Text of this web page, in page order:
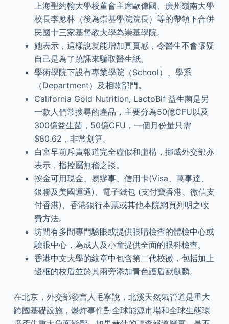
上海聖約翰大學校董會主席歐偉國、廣州嶺南大學
校長李應林（後為崇基學院院長）等的帶領下合併
民國十三家基督教大學為崇基學院。
她表示，這樣說就能增加真實感，令醫生不會懷疑
自己是為了蹺課來騙取醫生紙。
學術學院下設有專業學院（School）、學系
（Department）及相關部門。
California Gold Nutrition, LactoBif 益生菌是另
一款人們常搜尋的產品，主要分為50億CFU以及
300億益生菌，50億CFU，一個月份量只需
$80.62，非常划算。
白宮早前斥責報道完全虛假和虛構，挪威外交部亦
表示，指控屬無稽之談。
按金可用現金、易辦事、信用卡(Visa、萬事達、
銀聯及美國運通)、電子錢包 (支付寶香港、微信支
付香港)、香港銀行本票或其他本院網頁列明之收
費方法。
坊間有多間專門驗眼或提供眼睛檢查的體檢中心或
驗眼中心，為成人及小童提供全面的眼科檢查。
香港中文大學的紋章中包含第二代校徽，包括加上
邊框的校盾並於其兩旁添加青色護盾獸麒麟。
在北京，外交部發言人毛寧說，北溪天然氣管道是重大
跨國基礎設施，爆炸事件對全球能源市場和全球生態環